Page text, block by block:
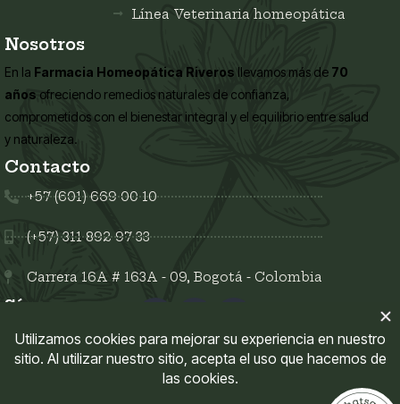
Línea Veterinaria homeopática
Nosotros
En la Farmacia Homeopática Riveros llevamos más de 70
años ofreciendo remedios naturales de confianza,
comprometidos con el bienestar integral y el equilibrio entre salud
y naturaleza.
Contacto
+57 (601) 669 00 10
(+57) 311 892 97 33
Carrera 16A # 163A - 09, Bogotá - Colombia
Síguenos en:
Enlaces del sitio
Políticas del sitio